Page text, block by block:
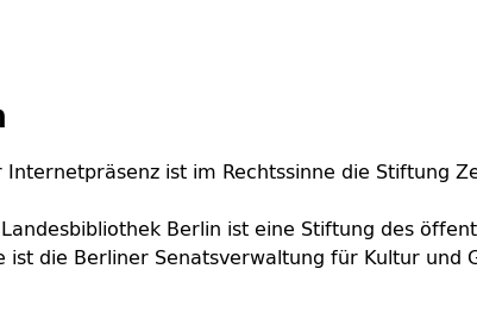
ist im Rechtssinne die Stiftung
Berlin ist eine Stiftung des
ist die Berliner Senatsverwaltung für Kultur und